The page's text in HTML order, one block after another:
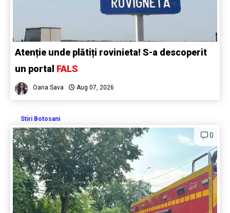
Atenție unde plătiți rovinieta! S-a descoperit
un portal FALS
Oana Sava Aug 07, 2026
Stiri Botosani
0